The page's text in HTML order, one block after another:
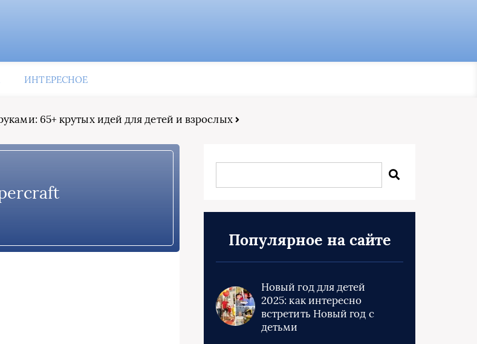
ИНТЕРЕСНОЕ
65+ крутых идей для детей и взрослых
Популярное на сайте
Новый год для детей
2025: как интересно
встретить Новый год с
детьми